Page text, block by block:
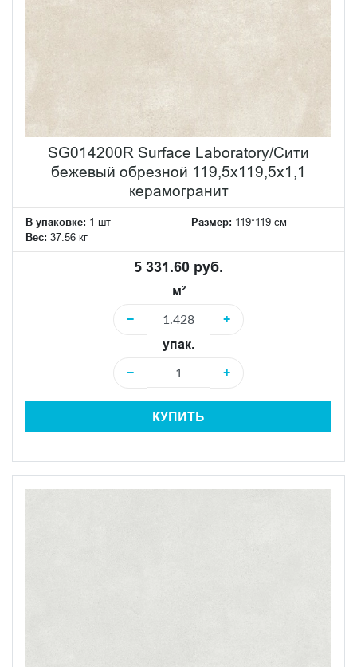
SG014200R Surface Laboratory/Сити
бежевый обрезной 119,5x119,5x1,1
керамогранит
В упаковке: 1 шт Размер: 119*119 см
Вес: 37.56 кг
5 331.60 руб.
м²
−
+
упак.
−
+
КУПИТЬ